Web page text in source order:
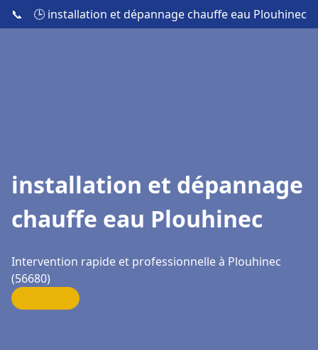
📞 🕒 installation et dépannage chauffe eau Plouhinec
installation et dépannage
chauffe eau Plouhinec
Intervention rapide et professionnelle à Plouhinec
(56680)